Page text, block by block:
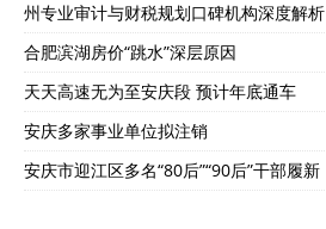
州专业审计与财税规划口碑机构深度解析
合肥滨湖房价“跳水”深层原因
天天高速无为至安庆段 预计年底通车
安庆多家事业单位拟注销
安庆市迎江区多名“80后”“90后”干部履新